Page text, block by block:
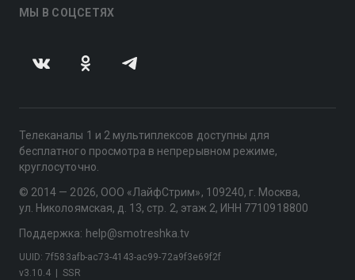
МЫ В СОЦСЕТЯХ
Телеканалы 1 и 2 мультиплексов доступны для
бесплатного просмотра в непрерывном режиме,
круглосуточно.
© 2014 — 2026, ООО «ЛайфСтрим», 109240, г. Москва,
ул. Николоямская, д. 13, стр. 2, этаж 2, ИНН 7710918800
Поддержка: help@smotreshka.tv
v3.10.4 SSR
UUID: 7f583afb-ac73-4143-ac99-72a9f3e69f2f